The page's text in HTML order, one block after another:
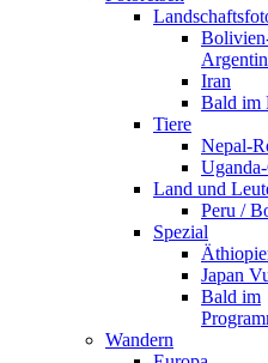
Iran
Bald im
Tiere
Nepal-
Land und
Peru /
Spezial
Japan
Bald im
Wandern